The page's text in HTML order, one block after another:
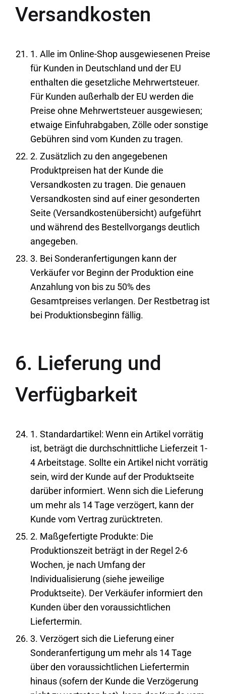
Versandkosten
1. Alle im Online-Shop ausgewiesenen Preise
für Kunden in Deutschland und der EU
enthalten die gesetzliche Mehrwertsteuer.
Für Kunden außerhalb der EU werden die
Preise ohne Mehrwertsteuer ausgewiesen;
etwaige Einfuhrabgaben, Zölle oder sonstige
Gebühren sind vom Kunden zu tragen.
2. Zusätzlich zu den angegebenen
Produktpreisen hat der Kunde die
Versandkosten zu tragen. Die genauen
Versandkosten sind auf einer gesonderten
Seite (Versandkostenübersicht) aufgeführt
und während des Bestellvorgangs deutlich
angegeben.
3. Bei Sonderanfertigungen kann der
Verkäufer vor Beginn der Produktion eine
Anzahlung von bis zu 50% des
Gesamtpreises verlangen. Der Restbetrag ist
bei Produktionsbeginn fällig.
6. Lieferung und
Verfügbarkeit
1. Standardartikel: Wenn ein Artikel vorrätig
ist, beträgt die durchschnittliche Lieferzeit 1-
4 Arbeitstage. Sollte ein Artikel nicht vorrätig
sein, wird der Kunde auf der Produktseite
darüber informiert. Wenn sich die Lieferung
um mehr als 14 Tage verzögert, kann der
Kunde vom Vertrag zurücktreten.
2. Maßgefertigte Produkte: Die
Produktionszeit beträgt in der Regel 2-6
Wochen, je nach Umfang der
Individualisierung (siehe jeweilige
Produktseite). Der Verkäufer informiert den
Kunden über den voraussichtlichen
Liefertermin.
3. Verzögert sich die Lieferung einer
Sonderanfertigung um mehr als 14 Tage
über den voraussichtlichen Liefertermin
hinaus (sofern der Kunde die Verzögerung